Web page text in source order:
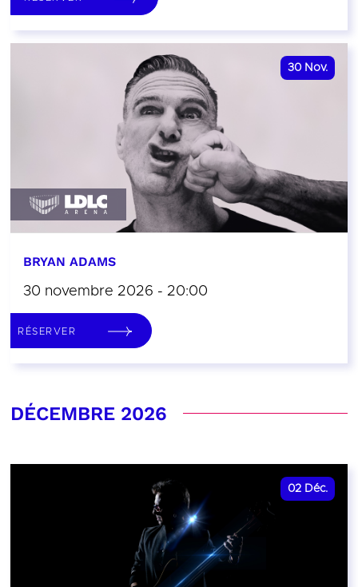
30 Nov.
BRYAN ADAMS
30 novembre 2026 - 20:00
RÉSERVER
DÉCEMBRE 2026
02 Déc.